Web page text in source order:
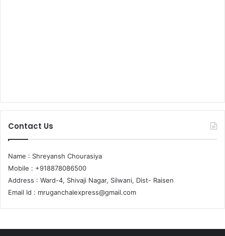
Contact Us
Name : Shreyansh Chourasiya
Mobile : +918878086500
Address : Ward-4, Shivaji Nagar, Silwani, Dist- Raisen
Email Id : mruganchalexpress@gmail.com